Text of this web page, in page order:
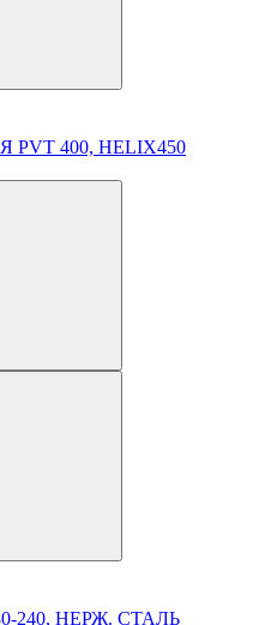
400, HELIX450
240, НЕРЖ. СТАЛЬ